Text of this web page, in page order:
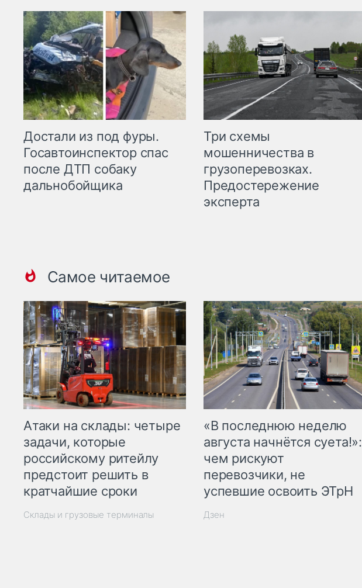
Достали из под фуры.
Госавтоинспектор спас
после ДТП собаку
дальнобойщика
Три схемы
мошенничества в
грузоперевозках.
Предостережение
эксперта
Самое читаемое
Атаки на склады: четыре
задачи, которые
российскому ритейлу
предстоит решить в
кратчайшие сроки
Склады и грузовые терминалы
«В последнюю неделю
августа начнётся суета!»:
чем рискуют
перевозчики, не
успевшие освоить ЭТрН
Дзен